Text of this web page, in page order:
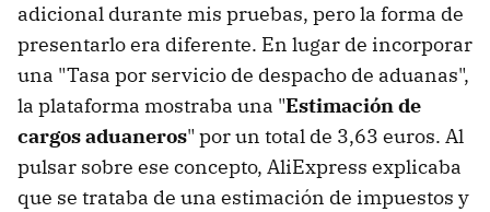
adicional durante mis pruebas, pero la forma de
presentarlo era diferente. En lugar de incorporar
una "Tasa por servicio de despacho de aduanas",
la plataforma mostraba una "Estimación de
cargos aduaneros" por un total de 3,63 euros. Al
pulsar sobre ese concepto, AliExpress explicaba
que se trataba de una estimación de impuestos y